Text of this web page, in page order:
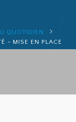
QUOTIDIEN
- MISE EN PLACE